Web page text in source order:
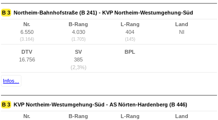
B 3 Northeim-Bahnhofstraße (B 241) - KVP Northeim-Westumgehung-Süd
Nr.
6.550
(3.164)
B-Rang
4.030
(1.705)
L-Rang
404
(145)
Land
NI
DTV
16.756
SV
385
(2,3%)
BPL
Infos...
B 3 KVP Northeim-Westumgehung-Süd - AS Nörten-Hardenberg (B 446)
Nr. B-Rang L-Rang Land